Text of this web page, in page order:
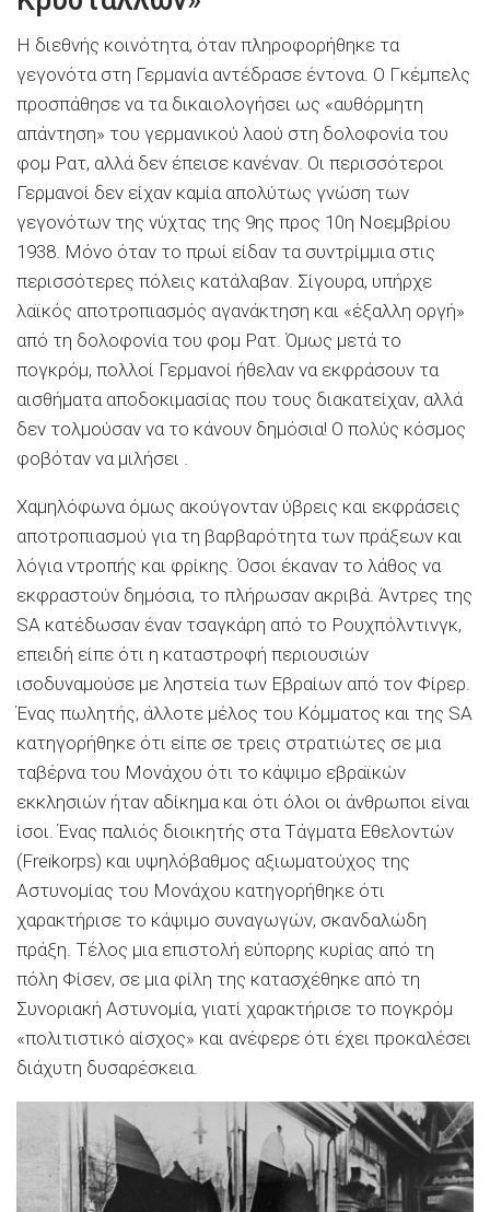
Η διεθνής κοινότητα, όταν πληροφορήθηκε τα
γεγονότα στη Γερμανία αντέδρασε έντονα. Ο Γκέμπελς
προσπάθησε να τα δικαιολογήσει ως «αυθόρμητη
απάντηση» του γερμανικού λαού στη δολοφονία του
φομ Ρατ, αλλά δεν έπεισε κανέναν. Οι περισσότεροι
Γερμανοί δεν είχαν καμία απολύτως γνώση των
γεγονότων της νύχτας της 9ης προς 10η Νοεμβρίου
1938. Μόνο όταν το πρωί είδαν τα συντρίμμια στις
περισσότερες πόλεις κατάλαβαν. Σίγουρα, υπήρχε
λαϊκός αποτροπιασμός αγανάκτηση και «έξαλλη οργή»
από τη δολοφονία του φομ Ρατ. Όμως μετά το
πογκρόμ, πολλοί Γερμανοί ήθελαν να εκφράσουν τα
αισθήματα αποδοκιμασίας που τους διακατείχαν, αλλά
δεν τολμούσαν να το κάνουν δημόσια! Ο πολύς κόσμος
φοβόταν να μιλήσει .
Χαμηλόφωνα όμως ακούγονταν ύβρεις και εκφράσεις
αποτροπιασμού για τη βαρβαρότητα των πράξεων και
λόγια ντροπής και φρίκης. Όσοι έκαναν το λάθος να
εκφραστούν δημόσια, το πλήρωσαν ακριβά. Άντρες της
SA κατέδωσαν έναν τσαγκάρη από το Ρουχπόλντινγκ,
επειδή είπε ότι η καταστροφή περιουσιών
ισοδυναμούσε με ληστεία των Εβραίων από τον Φίρερ.
Ένας πωλητής, άλλοτε μέλος του Κόμματος και της SΑ
κατηγορήθηκε ότι είπε σε τρεις στρατιώτες σε μια
ταβέρνα του Μονάχου ότι το κάψιμο εβραϊκών
εκκλησιών ήταν αδίκημα και ότι όλοι οι άνθρωποι είναι
ίσοι. Ένας παλιός διοικητής στα Τάγματα Εθελοντών
(Freikorps) και υψηλόβαθμος αξιωματούχος της
Αστυνομίας του Μονάχου κατηγορήθηκε ότι
χαρακτήρισε το κάψιμο συναγωγών, σκανδαλώδη
πράξη. Τέλος μια επιστολή εύπορης κυρίας από τη
πόλη Φίσεν, σε μια φίλη της κατασχέθηκε από τη
Συνοριακή Αστυνομία, γιατί χαρακτήρισε το πογκρόμ
«πολιτιστικό αίσχος» και ανέφερε ότι έχει προκαλέσει
διάχυτη δυσαρέσκεια.